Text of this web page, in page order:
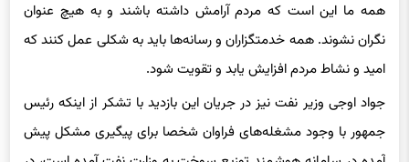
همه ما این است که مردم آرامش داشته باشند و به هیچ عنوان
نگران نشوند. همه خدمتگزاران و رسانه‌ها باید به شکلی عمل کنند که
امید و نشاط مردم افزایش یابد و تقویت شود.
جواد اوجی وزیر نفت نیز در جریان این بازدید با تشکر از اینکه رئیس
جمهور با وجود مشغله‌های فراوان شخصا برای پیگیری مشکل پیش